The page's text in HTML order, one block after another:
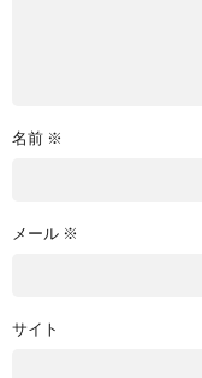
名前 ※
メール ※
サイト